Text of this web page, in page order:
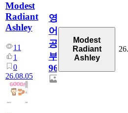
Modest
Radiant
Ashley
11
1
0
26.08.05
영
어
공
부
96
Modest
Radiant
Ashley